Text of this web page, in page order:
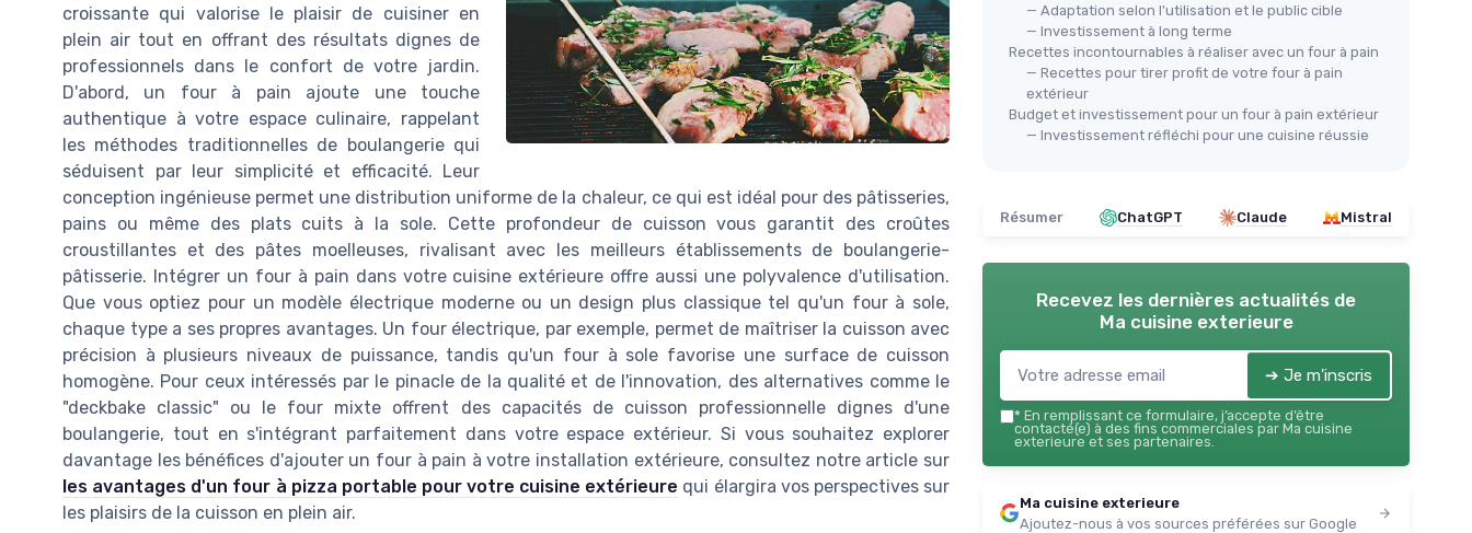
croissante qui valorise le plaisir de cuisiner en
plein air tout en offrant des résultats dignes de
professionnels dans le confort de votre jardin.
D'abord, un four à pain ajoute une touche
authentique à votre espace culinaire, rappelant
les méthodes traditionnelles de boulangerie qui
séduisent par leur simplicité et efficacité. Leur
conception ingénieuse permet une distribution uniforme de la chaleur, ce qui est idéal pour des pâtisseries,
pains ou même des plats cuits à la sole. Cette profondeur de cuisson vous garantit des croûtes
croustillantes et des pâtes moelleuses, rivalisant avec les meilleurs établissements de boulangerie-
pâtisserie. Intégrer un four à pain dans votre cuisine extérieure offre aussi une polyvalence d'utilisation.
Que vous optiez pour un modèle électrique moderne ou un design plus classique tel qu'un four à sole,
chaque type a ses propres avantages. Un four électrique, par exemple, permet de maîtriser la cuisson avec
précision à plusieurs niveaux de puissance, tandis qu'un four à sole favorise une surface de cuisson
homogène. Pour ceux intéressés par le pinacle de la qualité et de l'innovation, des alternatives comme le
"deckbake classic" ou le four mixte offrent des capacités de cuisson professionnelle dignes d'une
boulangerie, tout en s'intégrant parfaitement dans votre espace extérieur. Si vous souhaitez explorer
davantage les bénéfices d'ajouter un four à pain à votre installation extérieure, consultez notre article sur
les avantages d'un four à pizza portable pour votre cuisine extérieure qui élargira vos perspectives sur
les plaisirs de la cuisson en plein air.
— Adaptation selon l'utilisation et le public cible
— Investissement à long terme
Recettes incontournables à réaliser avec un four à pain
— Recettes pour tirer profit de votre four à pain
extérieur
Budget et investissement pour un four à pain extérieur
— Investissement réfléchi pour une cuisine réussie
Résumer ChatGPT Claude Mistral
Recevez les dernières actualités de
Ma cuisine exterieure
➔ Je m'inscris
* En remplissant ce formulaire, j’accepte d’être
contacté(e) à des fins commerciales par Ma cuisine
exterieure et ses partenaires.
Ma cuisine exterieure
Ajoutez-nous à vos sources préférées sur Google